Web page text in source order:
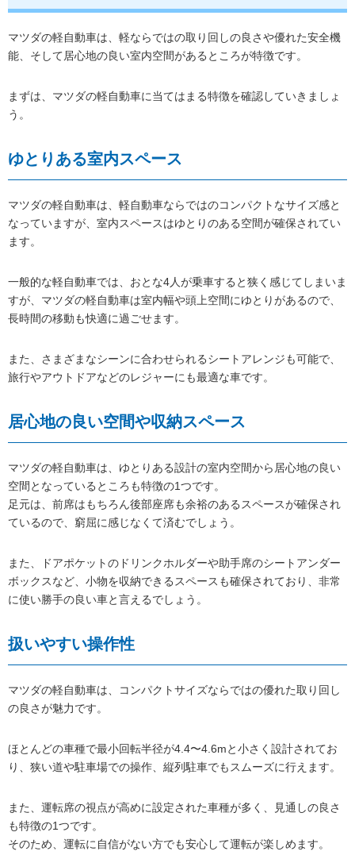
マツダの軽自動車は、軽ならではの取り回しの良さや優れた安全機
能、そして居心地の良い室内空間があるところが特徴です。
まずは、マツダの軽自動車に当てはまる特徴を確認していきましょ
う。
ゆとりある室内スペース
マツダの軽自動車は、軽自動車ならではのコンパクトなサイズ感と
なっていますが、室内スペースはゆとりのある空間が確保されてい
ます。
一般的な軽自動車では、おとな4人が乗車すると狭く感じてしまいま
すが、マツダの軽自動車は室内幅や頭上空間にゆとりがあるので、
長時間の移動も快適に過ごせます。
また、さまざまなシーンに合わせられるシートアレンジも可能で、
旅行やアウトドアなどのレジャーにも最適な車です。
居心地の良い空間や収納スペース
マツダの軽自動車は、ゆとりある設計の室内空間から居心地の良い
空間となっているところも特徴の1つです。
足元は、前席はもちろん後部座席も余裕のあるスペースが確保され
ているので、窮屈に感じなくて済むでしょう。
また、ドアポケットのドリンクホルダーや助手席のシートアンダー
ボックスなど、小物を収納できるスペースも確保されており、非常
に使い勝手の良い車と言えるでしょう。
扱いやすい操作性
マツダの軽自動車は、コンパクトサイズならではの優れた取り回し
の良さが魅力です。
ほとんどの車種で最小回転半径が4.4〜4.6mと小さく設計されてお
り、狭い道や駐車場での操作、縦列駐車でもスムーズに行えます。
また、運転席の視点が高めに設定された車種が多く、見通しの良さ
も特徴の1つです。
そのため、運転に自信がない方でも安心して運転が楽しめます。